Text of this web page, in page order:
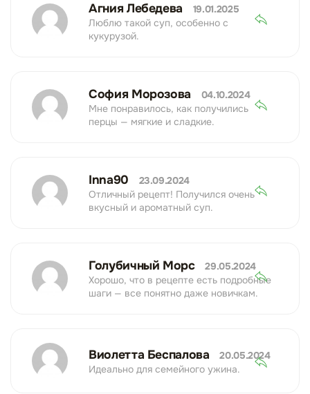
Агния Лебедева
19.01.2025
Люблю такой суп, особенно с
кукурузой.
София Морозова
04.10.2024
Мне понравилось, как получились
перцы — мягкие и сладкие.
Inna90
23.09.2024
Отличный рецепт! Получился очень
вкусный и ароматный суп.
Голубичный Морс
29.05.2024
Хорошо, что в рецепте есть подробные
шаги — все понятно даже новичкам.
Виолетта Беспалова
20.05.2024
Идеально для семейного ужина.